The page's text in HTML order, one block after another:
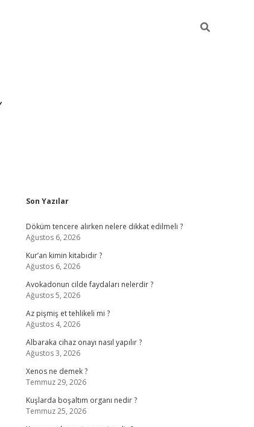
Sidebar
Son Yazılar
Döküm tencere alırken nelere dikkat edilmeli ?
Ağustos 6, 2026
Kur’an kimin kitabıdır ?
Ağustos 6, 2026
Avokadonun cilde faydaları nelerdir ?
Ağustos 5, 2026
Az pişmiş et tehlikeli mi ?
Ağustos 4, 2026
Albaraka cihaz onayı nasıl yapılır ?
Ağustos 3, 2026
Xenos ne demek ?
Temmuz 29, 2026
Kuşlarda boşaltım organı nedir ?
Temmuz 25, 2026